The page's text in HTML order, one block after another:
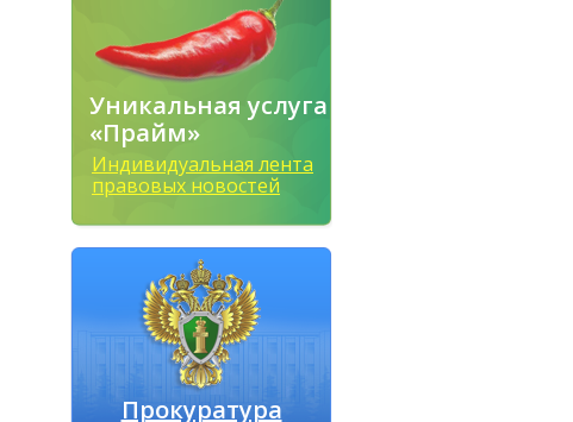
Уникальная услуга
«Прайм»
Индивидуальная лента
правовых новостей
Прокуратура